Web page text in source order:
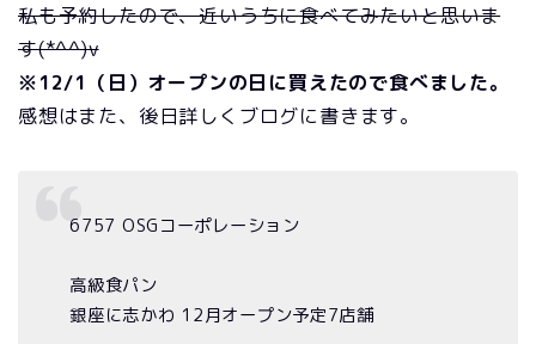
私も予約したので、近いうちに食べてみたいと思いま
す(*^^)v
※12/1（日）オープンの日に買えたので食べました。
感想はまた、後日詳しくブログに書きます。
6757 OSGコーポレーション
高級食パン
銀座に志かわ 12月オープン予定7店舗